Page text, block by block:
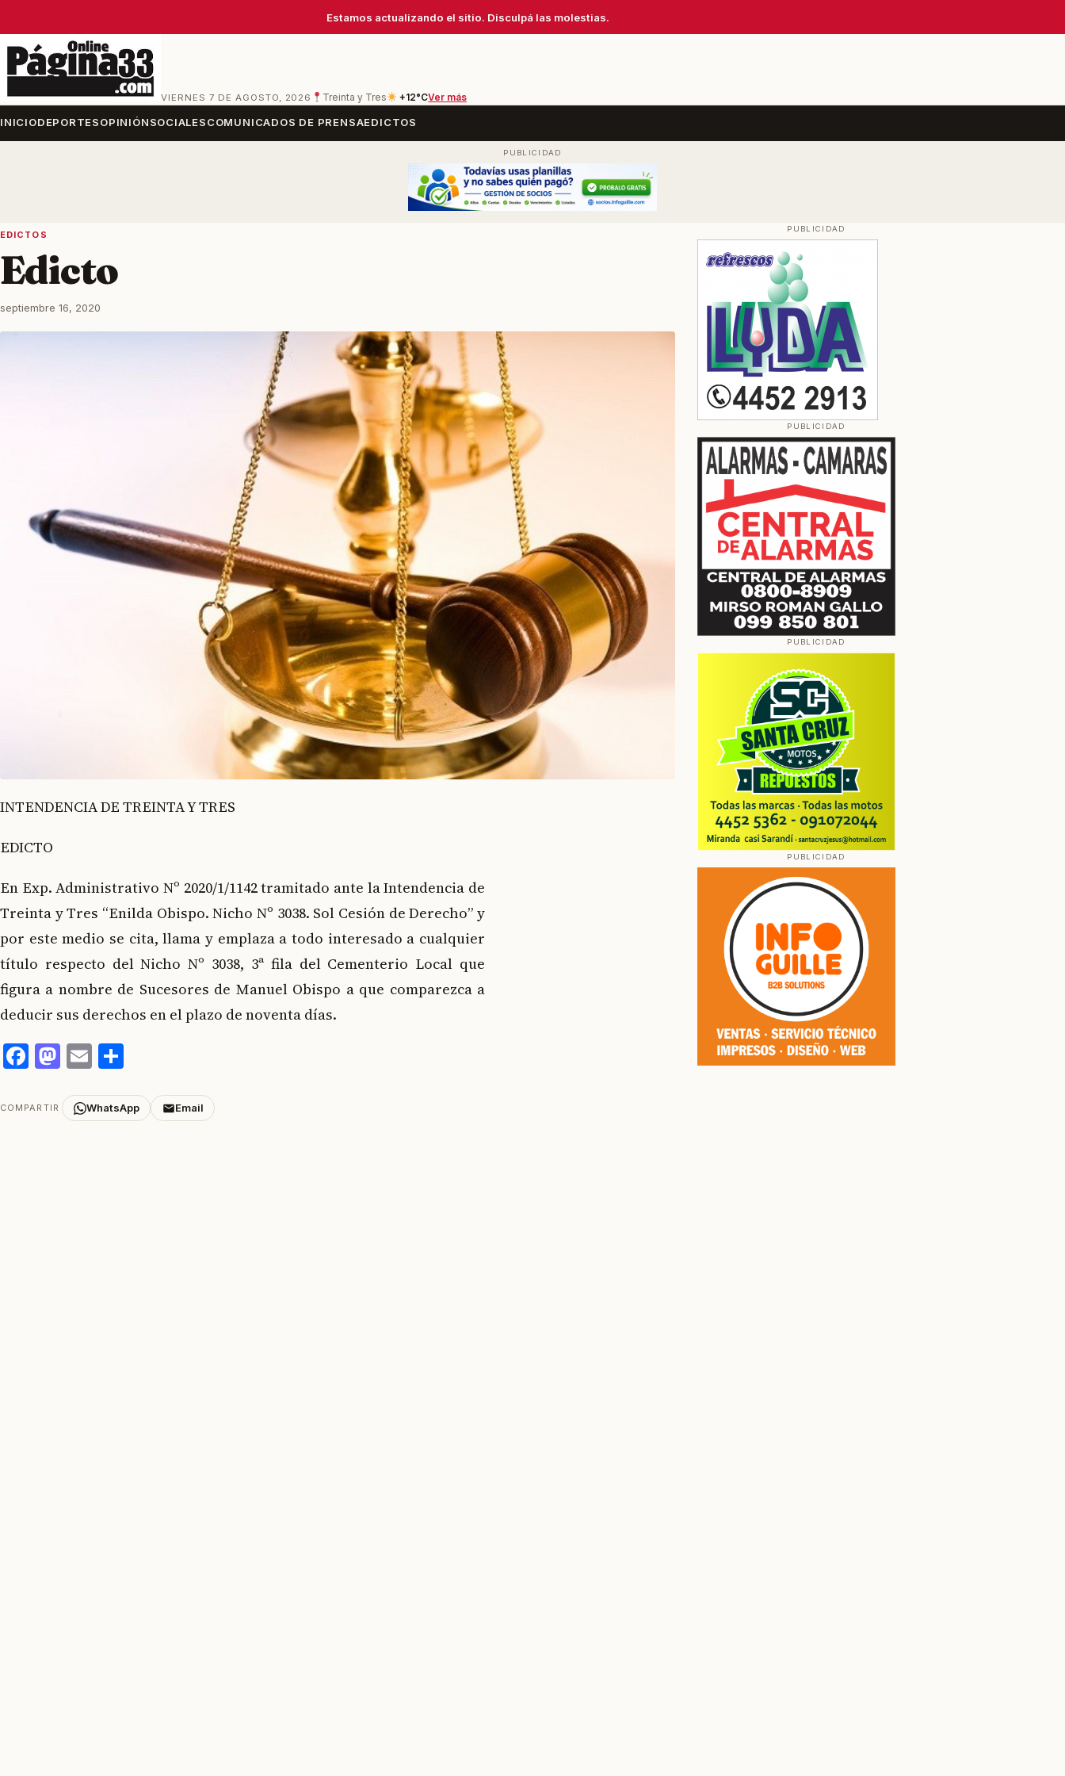
Estamos actualizando el sitio. Disculpá las molestias.
VIERNES 7 DE AGOSTO, 2026 Treinta y Tres +12°CVer más
INICIODEPORTESOPINIÓNSOCIALESCOMUNICADOS DE PRENSAEDICTOS
EDICTOS
Edicto
septiembre 16, 2020
INTENDENCIA DE TREINTA Y TRES
EDICTO
En Exp. Administrativo Nº 2020/1/1142 tramitado ante la Intendencia de
Treinta y Tres “Enilda Obispo. Nicho Nº 3038. Sol Cesión de Derecho” y
por este medio se cita, llama y emplaza a todo interesado a cualquier
título respecto del Nicho Nº 3038, 3ª fila del Cementerio Local que
figura a nombre de Sucesores de Manuel Obispo a que comparezca a
deducir sus derechos en el plazo de noventa días.
Facebook
Mastodon
Email
COMPARTIR WhatsApp Email